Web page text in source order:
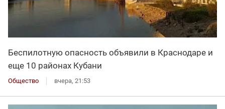
Беспилотную опасность объявили в Краснодаре и
еще 10 районах Кубани
Общество вчера, 21:53